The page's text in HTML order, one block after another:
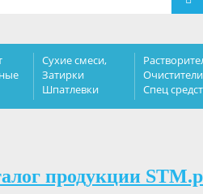
Сухие смеси,
Затирки
Шпатлевки
Очистители
Спец
продукции